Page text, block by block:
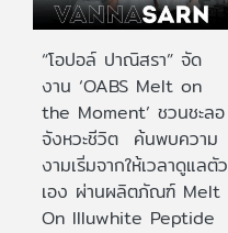
“โอปอล์ ปาณิสรา” จัด
งาน ‘OABS Melt on
the Moment’ ชวนชะลอ
จังหวะชีวิต ค้นพบความ
งามเริ่มจากให้เวลาดูแลตัว
เอง ผ่านผลิตภัณฑ์ Melt
On Illuwhite Peptide